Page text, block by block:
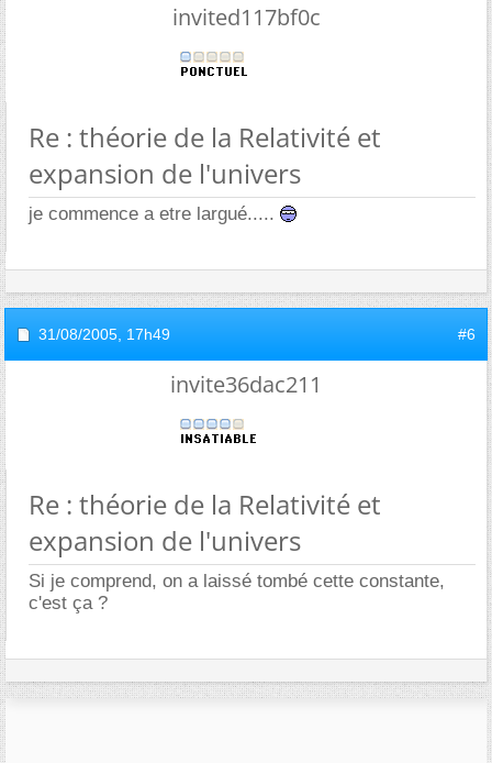
invited117bf0c
Re : théorie de la Relativité et
expansion de l'univers
je commence a etre largué.....
31/08/2005, 17h49 #6
invite36dac211
Re : théorie de la Relativité et
expansion de l'univers
Si je comprend, on a laissé tombé cette constante,
c'est ça ?